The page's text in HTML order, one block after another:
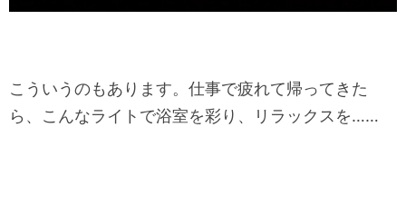
こういうのもあります。仕事で疲れて帰ってきた
ら、こんなライトで浴室を彩り、リラックスを……